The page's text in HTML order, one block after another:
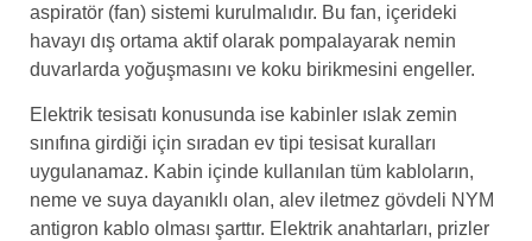
aspiratör (fan) sistemi kurulmalıdır. Bu fan, içerideki
havayı dış ortama aktif olarak pompalayarak nemin
duvarlarda yoğuşmasını ve koku birikmesini engeller.
Elektrik tesisatı konusunda ise kabinler ıslak zemin
sınıfına girdiği için sıradan ev tipi tesisat kuralları
uygulanamaz. Kabin içinde kullanılan tüm kabloların,
neme ve suya dayanıklı olan, alev iletmez gövdeli NYM
antigron kablo olması şarttır. Elektrik anahtarları, prizler